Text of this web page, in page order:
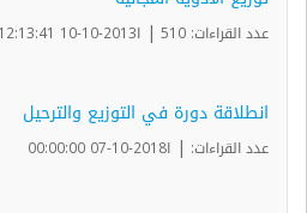
عدد القراءات: 510 | ا2013-10-10 12:13:41
انطلاقة دورة في التوزيع والترحيل
عدد القراءات: | ا2018-10-07 00:00:00